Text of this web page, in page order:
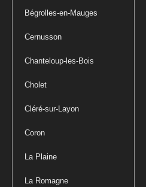
Bégrolles-en-Mauges
Cernusson
Chanteloup-les-Bois
Cholet
Cléré-sur-Layon
Coron
La Plaine
La Romagne